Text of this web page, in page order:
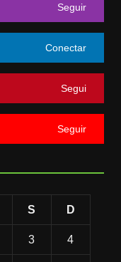
Seguir
Conectar
Segui
Seguir
S D
3 4